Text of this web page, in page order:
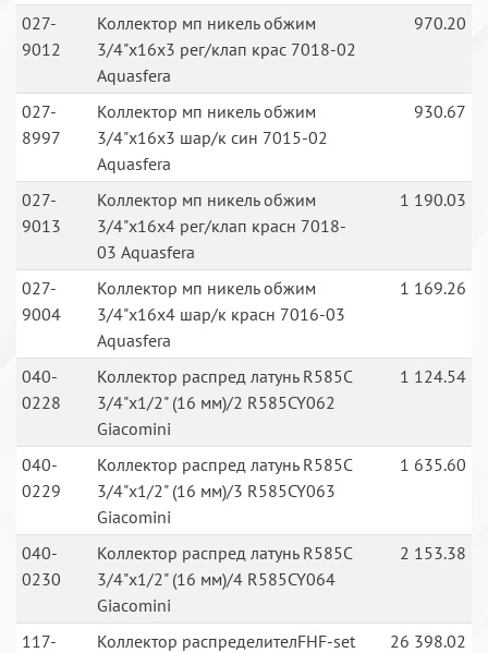
027-
9012
Коллектор мп никель обжим
3/4"х16х3 рег/клап крас 7018-02
Aquasfera
970.20
027-
8997
Коллектор мп никель обжим
3/4"х16х3 шар/к син 7015-02
Aquasfera
930.67
027-
9013
Коллектор мп никель обжим
3/4"х16х4 рег/клап красн 7018-
03 Aquasfera
1 190.03
027-
9004
Коллектор мп никель обжим
3/4"х16х4 шар/к красн 7016-03
Aquasfera
1 169.26
040-
0228
Коллектор распред латунь R585C
3/4"х1/2" (16 мм)/2 R585CY062
Giacomini
1 124.54
040-
0229
Коллектор распред латунь R585C
3/4"х1/2" (16 мм)/3 R585CY063
Giacomini
1 635.60
040-
0230
Коллектор распред латунь R585C
3/4"х1/2" (16 мм)/4 R585CY064
Giacomini
2 153.38
117-
Коллектор распределителFHF-set
26 398.02